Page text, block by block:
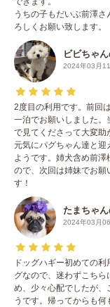
うちの子もだいぶ前澤
ろしくお願い致します。
ビビちゃ
2024年03月
2度目の利用です。前回
一泊でお願いしました。
で見てくださって大変助
元気にパグちゃん達と迎
ようです。姉犬含め前
ので、次回は姉妹でお願
す！
たまちゃ
2024年03月
ドッグハギー初めての
グなので、迷わずこち
め、少々心配でしたが、
うです。帰ってからも